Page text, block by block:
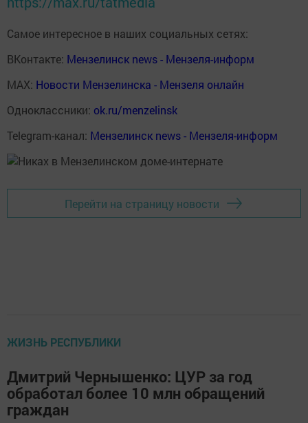
Самое интересное в наших социальных сетях:
ВКонтакте: Мензелинск news - Мензеля-информ
MAX: Новости Мензелинска - Мензеля онлайн
Одноклассники: ok.ru/menzelinsk
Telegram-канал: Мензелинск news - Мензеля-информ
Перейти на страницу новости
ЖИЗНЬ РЕСПУБЛИКИ
Дмитрий Чернышенко: ЦУР за год
обработал более 10 млн обращений
граждан